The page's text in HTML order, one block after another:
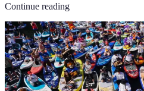
Continue reading